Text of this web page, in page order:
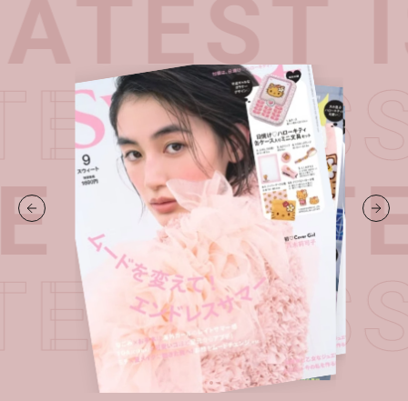
・